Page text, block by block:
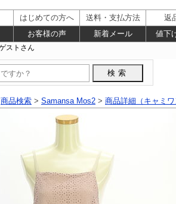
商品検索 > Samansa Mos2 > 商品詳細（キャミワ
はじめての方へ 送料・支払方法 返
お客様の声 新着メール 値下